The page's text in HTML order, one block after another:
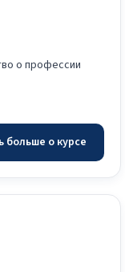
о профессии
больше о курсе